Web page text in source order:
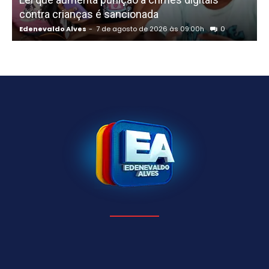
contra crianças é sancionada
Edenevaldo Alves - 7 de agosto de 2026 às 09:00h 0